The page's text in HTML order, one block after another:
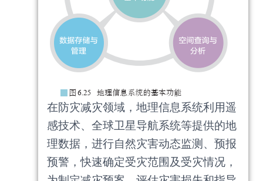
在防灾减灾领域，地理信息系统利用遥
感技术、全球卫星导航系统等提供的地
理数据，进行自然灾害动态监测、预报
预警，快速确定受灾范围及受灾情况，